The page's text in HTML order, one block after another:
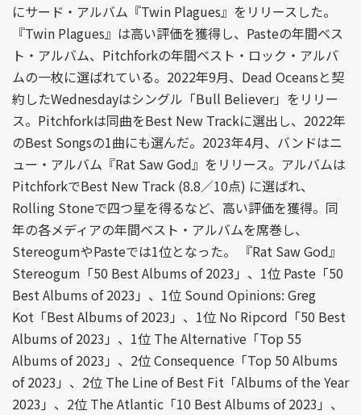
にサード・アルバム『Twin Plagues』をリリースした。
『Twin Plagues』は高い評価を獲得し、Pasteの年間ベス
ト・アルバム、Pitchforkの年間ベスト・ロック・アルバ
ムの一枚に選ばれている。2022年9月、Dead Oceansと契
約したWednesdayはシングル「Bull Believer」をリリー
ス。Pitchforkは同曲をBest New Trackに選出し、2022年
のBest Songsの1曲にも選んだ。2023年4月、バンドはニ
ュー・アルバム『Rat Saw God』をリリース。アルバムは
PitchforkでBest New Track (8.8／10点) に選ばれ、
Rolling Stoneで四つ星を得るなど、高い評価を獲得。同
年の各メディアの年間ベスト・アルバムを席巻し、
StereogumやPasteでは1位となった。 『Rat Saw God』
Stereogum「50 Best Albums of 2023」、1位 Paste「50
Best Albums of 2023」、1位 Sound Opinions: Greg
Kot「Best Albums of 2023」、1位 No Ripcord「50 Best
Albums of 2023」、1位 The Alternative「Top 55
Albums of 2023」、2位 Consequence「Top 50 Albums
of 2023」、2位 The Line of Best Fit「Albums of the Year
2023」、2位 The Atlantic「10 Best Albums of 2023」、